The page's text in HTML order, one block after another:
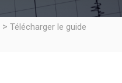
> Télécharger le guide